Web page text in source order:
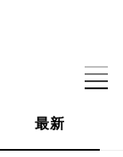
最新